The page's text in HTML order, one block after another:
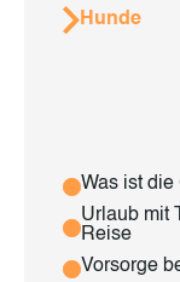
Hunde
Was ist die
Urlaub mit
Reise
Vorsorge